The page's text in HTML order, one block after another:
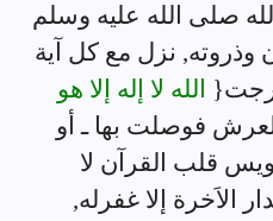
صلى الله عليه وسلم
وذروته, نزل مع كل آية
الله لا إله إلا هو
فوصلت بها ـ أو
قلب القرآن لا
الاَخرة إلا غفرله,